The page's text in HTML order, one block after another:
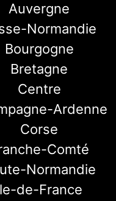
Auvergne
Normandie
Bourgogne
Bretagne
Centre
Ardenne
Corse
Comté
Normandie
de-France